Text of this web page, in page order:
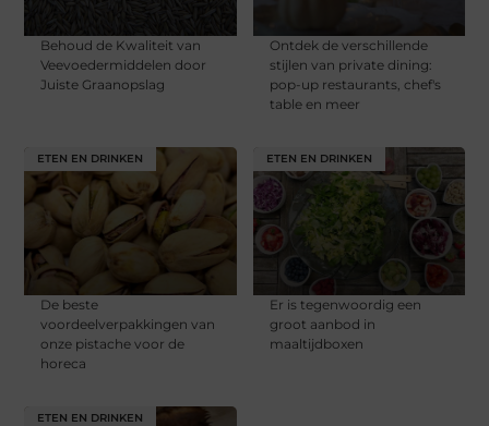
Behoud de Kwaliteit van
Veevoedermiddelen door
Juiste Graanopslag
Ontdek de verschillende
stijlen van private dining:
pop-up restaurants, chef's
table en meer
ETEN EN DRINKEN
De beste
voordeelverpakkingen van
onze pistache voor de
horeca
ETEN EN DRINKEN
Er is tegenwoordig een
groot aanbod in
maaltijdboxen
ETEN EN DRINKEN